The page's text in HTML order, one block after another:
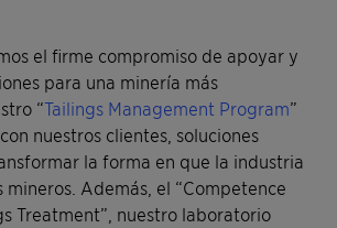
el firme compromiso de apoyar y
para una minería más
“Tailings Management Program”
nuestros clientes, soluciones
la forma en que la industria
Además, el “Competence
Treatment”, nuestro laboratorio